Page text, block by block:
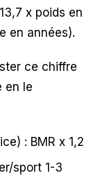
x poids en
en années).
ce chiffre
en le
: BMR x 1,2
sport 1-3